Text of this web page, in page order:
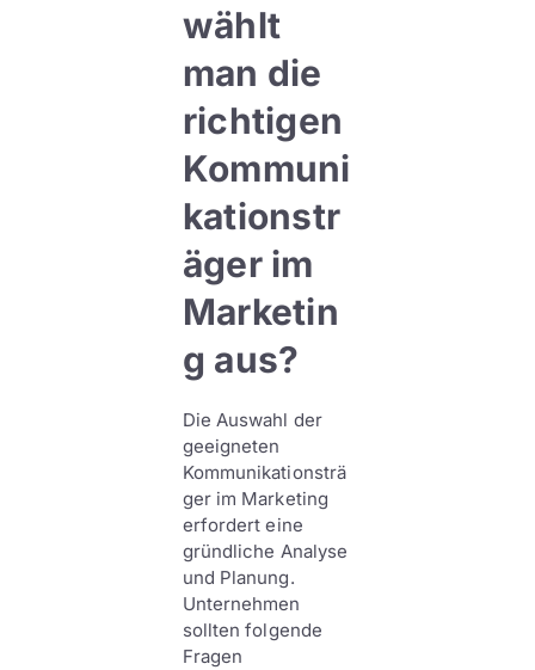
wählt
man die
richtigen
Kommuni
kationstr
äger im
Marketin
g aus?
Die Auswahl der
geeigneten
Kommunikationsträ
ger im Marketing
erfordert eine
gründliche Analyse
und Planung.
Unternehmen
sollten folgende
Fragen